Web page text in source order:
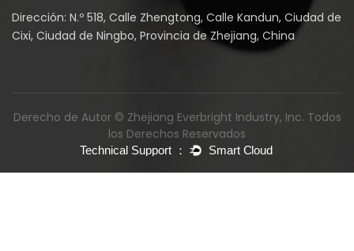
Dirección: N.º 518, Calle Zhengtong, Calle Kandun, Ciudad de
Cixi, Ciudad de Ningbo, Provincia de Zhejiang, China
Derecho de Autor © Zhejiang Everbright Industry, Inc. Todos
los Derechos Reservados